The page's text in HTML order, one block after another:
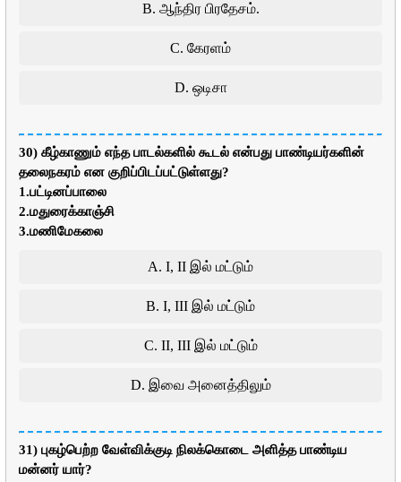
B. ஆந்திர பிரதேசம்.
C. கேரளம்
D. ஒடிசா
30) கீழ்காணும் எந்த பாடல்களில் கூடல் என்பது பாண்டியர்களின்
தலைநகரம் என குறிப்பிடப்பட்டுள்ளது?
1.பட்டினப்பாலை
2.மதுரைக்காஞ்சி
3.மணிமேகலை
A. I, II இல் மட்டும்
B. I, III இல் மட்டும்
C. II, III இல் மட்டும்
D. இவை அனைத்திலும்
31) புகழ்பெற்ற வேள்விக்குடி நிலக்கொடை அளித்த பாண்டிய
மன்னர் யார்?